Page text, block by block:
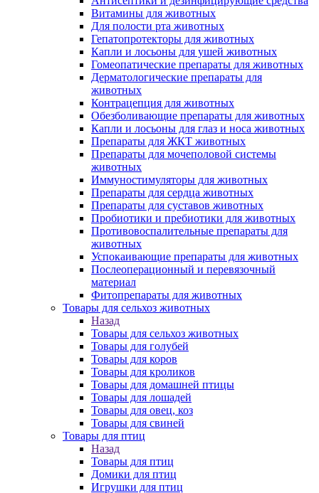
Витамины для животных
Для полости рта животных
Гепатопротекторы для животных
Капли и лосьоны для ушей животных
Гомеопатические препараты для животных
Дерматологические препараты для
животных
Контрацепция для животных
Обезболивающие препараты для животных
Капли и лосьоны для глаз и носа животных
Препараты для ЖКТ животных
Препараты для мочеполовой системы
животных
Иммуностимуляторы для животных
Препараты для сердца животных
Препараты для суставов животных
Пробиотики и пребиотики для животных
Противовоспалительные препараты для
животных
Успокаивающие препараты для животных
Послеоперационный и перевязочный
материал
Фитопрепараты для животных
Товары для сельхоз животных
Назад
Товары для сельхоз животных
Товары для голубей
Товары для коров
Товары для кроликов
Товары для домашней птицы
Товары для лошадей
Товары для овец, коз
Товары для свиней
Товары для птиц
Назад
Товары для птиц
Домики для птиц
Игрушки для птиц